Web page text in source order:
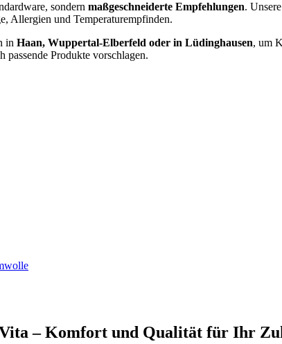
sondern maßgeschneiderte Empfehlungen.
Allergien und Temperaturempfinden.
in Haan, Wuppertal-Elberfeld oder in Lüdinghausen, um
passende Produkte vorschlagen.
– Komfort und Qualität für Ihr